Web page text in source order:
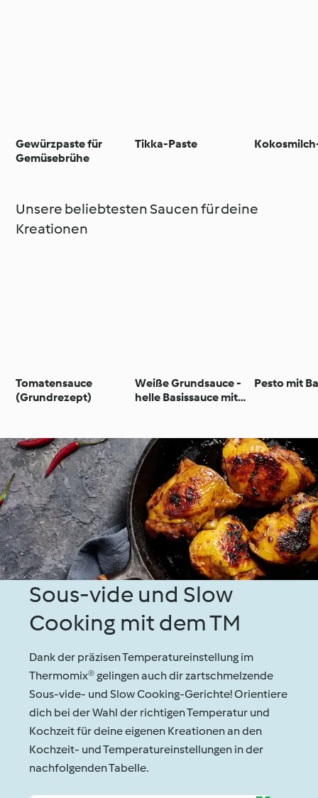
Gewürzpaste für
Gemüsebrühe
Tikka-Paste
Unsere beliebtesten Saucen für deine
Kreationen
Tomatensauce
(Grundrezept)
Weiße Grundsauce -
helle Basissauce mit
Pesto mit
Sous-vide und Slow
Cooking mit dem TM
Dank der präzisen Temperatureinstellung im
Thermomix® gelingen auch dir zartschmelzende
Sous-vide- und Slow Cooking-Gerichte! Orientiere
dich bei der Wahl der richtigen Temperatur und
Kochzeit für deine eigenen Kreationen an den
Kochzeit- und Temperatureinstellungen in der
nachfolgenden Tabelle.